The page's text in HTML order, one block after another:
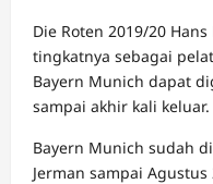
Die Roten 2019/20
tingkatnya sebagai
Bayern Munich dapat
sampai akhir kali keluar.
Bayern Munich sudah
Jerman sampai